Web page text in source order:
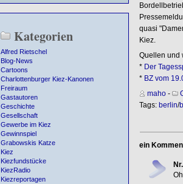
Kategorien
Alfred Rietschel
Blog-News
Cartoons
Charlottenburger Kiez-Kanonen
Freiraum
Gastautoren
Geschichte
Gesellschaft
Gewerbe im Kiez
Gewinnspiel
Grabowskis Katze
Kiez
Kiezfundstücke
KiezRadio
Kiezreportagen
quasi
Kiez.
Quellen und
* Der
* BZ vom
maho-
Tags: berlin/
ein
Oh..